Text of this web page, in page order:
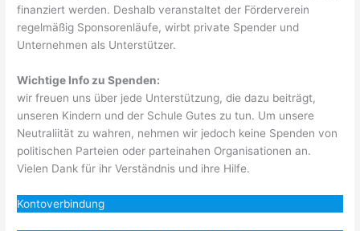
finanziert werden. Deshalb veranstaltet der Förderverein
regelmäßig Sponsorenläufe, wirbt private Spender und
Unternehmen als Unterstützer.
Wichtige Info zu Spenden:
wir freuen uns über jede Unterstützung, die dazu beiträgt,
unseren Kindern und der Schule Gutes zu tun. Um unsere
Neutraliität zu wahren, nehmen wir jedoch keine Spenden von
politischen Parteien oder parteinahen Organisationen an.
Vielen Dank für ihr Verständnis und ihre Hilfe.
Kontoverbindung